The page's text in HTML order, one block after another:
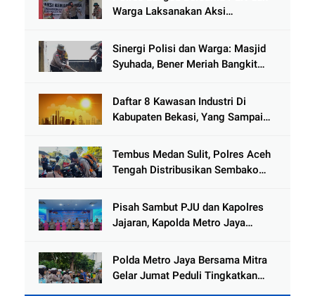
Warga Laksanakan Aksi
Tamiang
Sinergi Polisi dan Warga: Masjid
Syuhada, Bener Meriah Bangkit
Daftar 8 Kawasan Industri Di
Kabupaten Bekasi, Yang Sampai
Tembus Medan Sulit, Polres Aceh
Tengah Distribusikan Sembako
Jamat
Pisah Sambut PJU dan Kapolres
Jajaran, Kapolda Metro Jaya
Diperkuat
Polda Metro Jaya Bersama Mitra
Gelar Jumat Peduli Tingkatkan